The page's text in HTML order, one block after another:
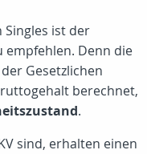
Singles ist der
empfehlen. Denn die
Gesetzlichen
berechnet,
.
sind, erhalten einen